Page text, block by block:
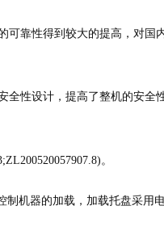
可靠性得到较大的提高，对
全性设计，提高了整机的安
。
机器的加载，加载托盘采用